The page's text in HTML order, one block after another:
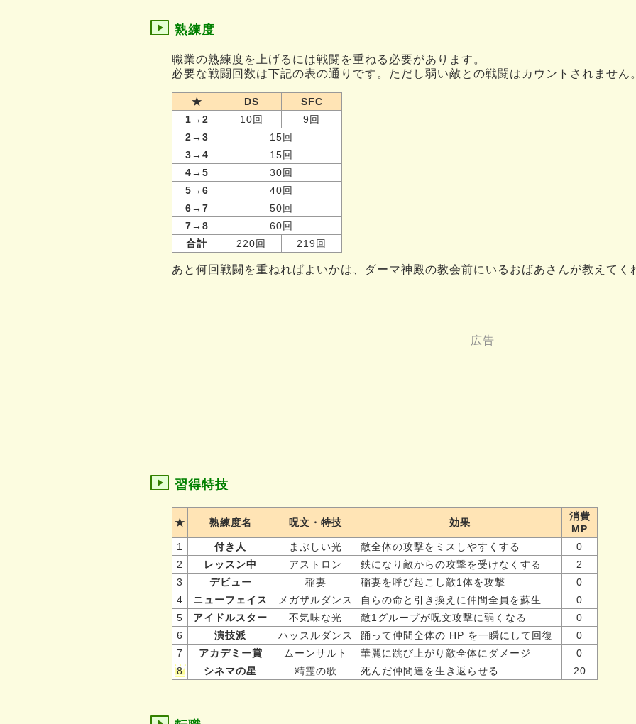
熟練度
職業の熟練度を上げるには戦闘を重ねる必要があります。
必要な戦闘回数は下記の表の通りです。ただし弱い敵との戦闘はカウントされません
★ DS
SFC
1→2
10回
9回
2→3
15回
3→4
15回
4→5
30回
5→6
40回
6→7
50回
7→8
60回
合計
220回 219回
あと何回戦闘を重ねればよいかは、ダーマ神殿の教会前にいるおばあさんが教えてく
習得特技
★ 熟練度名 呪文・特技 効果
消費
MP
1
付き人 まぶしい光 敵全体の攻撃をミスしやすくする
0
2
レッスン中 アストロン 鉄になり敵からの攻撃を受けなくする
2
3
デビュー 稲妻 稲妻を呼び起こし敵1体を攻撃
0
4
ニューフェイス メガザルダンス 自らの命と引き換えに仲間全員を蘇生
0
5
アイドルスター 不気味な光 敵1グループが呪文攻撃に弱くなる
0
6
演技派 ハッスルダンス 踊って仲間全体の HP を一瞬にして回復
0
7
アカデミー賞 ムーンサルト 華麗に跳び上がり敵全体にダメージ
0
8
シネマの星 精霊の歌 死んだ仲間達を生き返らせる 20